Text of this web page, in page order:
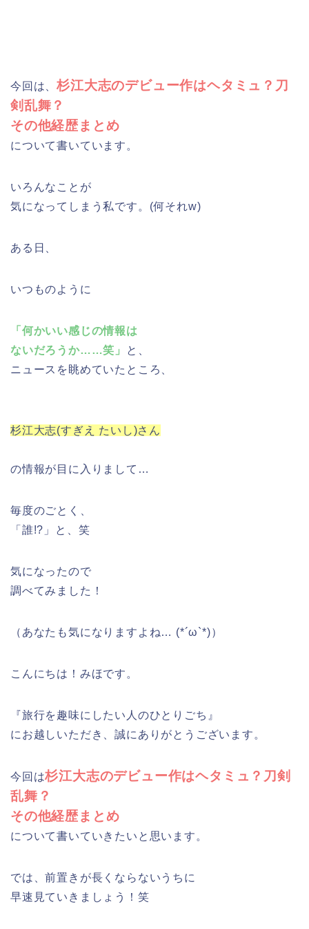
今回は、杉江大志のデビュー作はヘタミュ？刀
剣乱舞？
その他経歴まとめ
について書いています。
いろんなことが
気になってしまう私です。(何それw)
ある日、
いつものように
「何かいい感じの情報は
ないだろうか……笑」
と、
ニュースを眺めていたところ、
杉江大志(すぎえ たいし)さん
の情報が目に入りまして…
毎度のごとく、
「誰!?」と、笑
気になったので
調べてみました！
（あなたも気になりますよね… (*´ω`*)）
こんにちは！みほです。
『旅行を趣味にしたい人のひとりごち』
にお越しいただき、誠にありがとうございます。
今回は杉江大志のデビュー作はヘタミュ？刀剣
乱舞？
その他経歴まとめ
について書いていきたいと思います。
では、前置きが長くならないうちに
早速見ていきましょう！笑